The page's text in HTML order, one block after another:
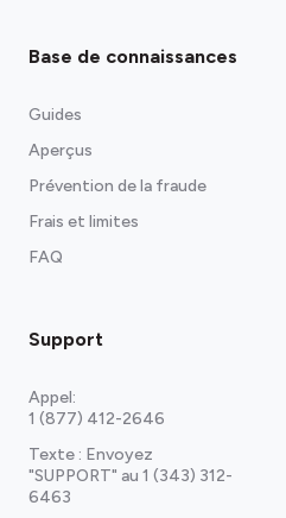
Base de connaissances
Guides
Aperçus
Prévention de la fraude
Frais et limites
FAQ
Support
Appel:
1 (877) 412-2646
Texte : Envoyez
"SUPPORT" au 1 (343) 312-
6463